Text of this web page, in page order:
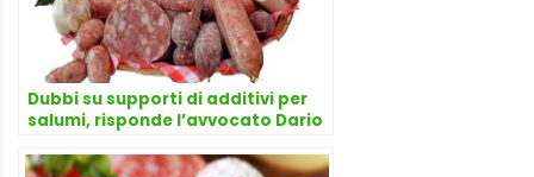
Dubbi su supporti di additivi per
salumi, risponde l’avvocato Dario